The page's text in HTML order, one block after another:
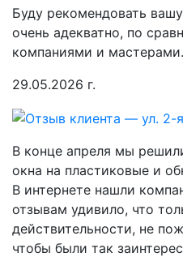
Буду рекомендовать
очень адекватно, по
компаниями и
29.05.2026 г.
В конце апреля мы
окна на пластиковые и
В интернете нашли
отзывам удивило, что
действительности, не
чтобы были так